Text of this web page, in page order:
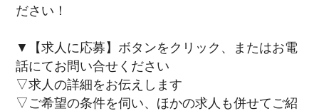
ださい！
▼【求人に応募】ボタンをクリック、またはお電
話にてお問い合せください
▽求人の詳細をお伝えします
▽ご希望の条件を伺い、ほかの求人も併せてご紹